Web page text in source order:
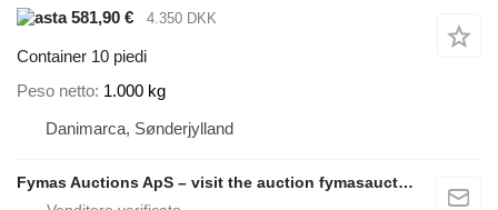
581,90 €
4.350 DKK
Container 10 piedi
Peso netto 1.000 kg
Danimarca, Sønderjylland
Fymas Auctions ApS – visit the auction fymasauctions.dk